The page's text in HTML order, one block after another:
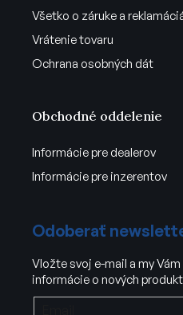
Všetko o záruke a
Vrátenie tovaru
Ochrana osobných dát
Obchodné oddelenie
Informácie pre dealerov
Informácie pre inzerentov
Odoberať
Vložte svoj e-mail a my
informácie o nových